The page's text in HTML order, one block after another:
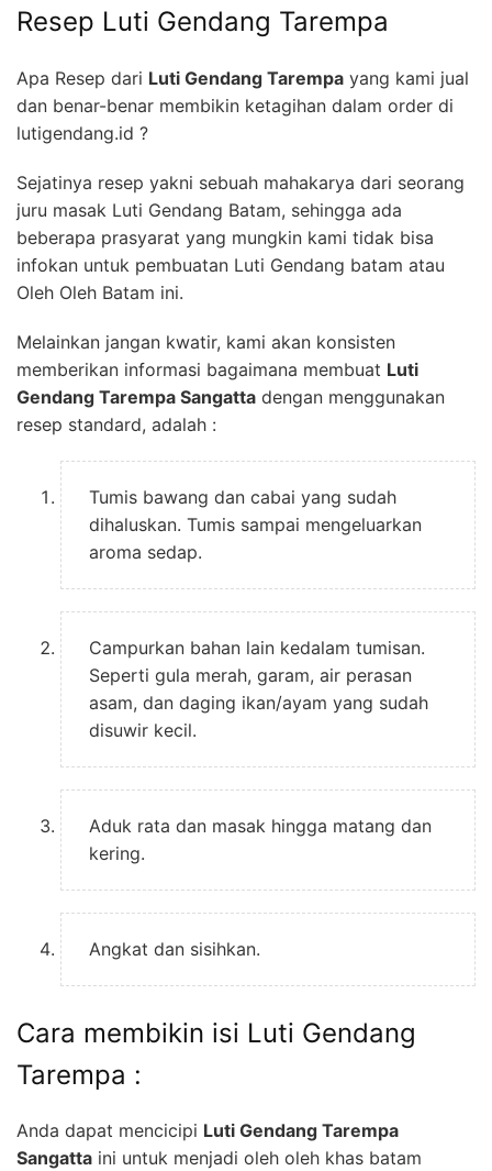
Resep Luti Gendang Tarempa
Apa Resep dari Luti Gendang Tarempa yang kami jual
dan benar-benar membikin ketagihan dalam order di
lutigendang.id ?
Sejatinya resep yakni sebuah mahakarya dari seorang
juru masak Luti Gendang Batam, sehingga ada
beberapa prasyarat yang mungkin kami tidak bisa
infokan untuk pembuatan Luti Gendang batam atau
Oleh Oleh Batam ini.
Melainkan jangan kwatir, kami akan konsisten
memberikan informasi bagaimana membuat Luti
Gendang Tarempa Sangatta dengan menggunakan
resep standard, adalah :
Tumis bawang dan cabai yang sudah
dihaluskan. Tumis sampai mengeluarkan
aroma sedap.
Campurkan bahan lain kedalam tumisan.
Seperti gula merah, garam, air perasan
asam, dan daging ikan/ayam yang sudah
disuwir kecil.
Aduk rata dan masak hingga matang dan
kering.
Angkat dan sisihkan.
Cara membikin isi Luti Gendang
Tarempa :
Anda dapat mencicipi Luti Gendang Tarempa
Sangatta ini untuk menjadi oleh oleh khas batam